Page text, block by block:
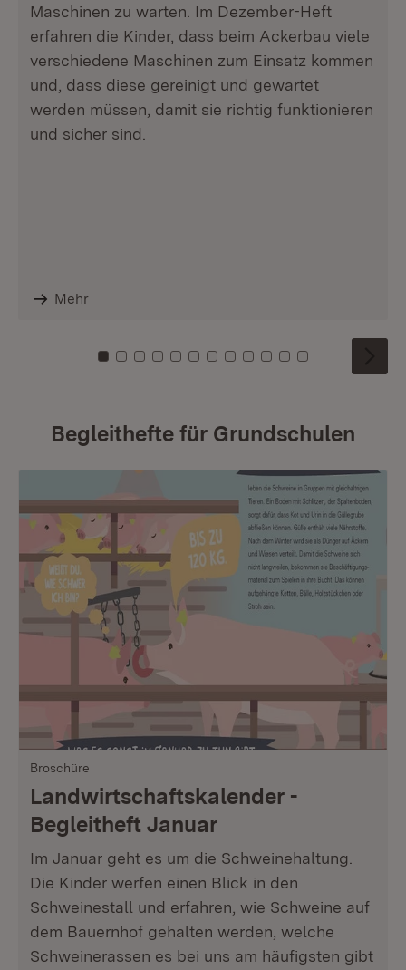
Maschinen zu warten. Im Dezember-Heft
erfahren die Kinder, dass beim Ackerbau viele
verschiedene Maschinen zum Einsatz kommen
und, dass diese gereinigt und gewartet
werden müssen, damit sie richtig funktionieren
und sicher sind.
Mehr
Zu Kachel: 0
Zu Kachel: 1
Zu Kachel: 2
Zu Kachel: 3
Zu Kachel: 4
Zu Kachel: 5
Zu Kachel: 6
Zu Kachel: 7
Zu Kachel: 8
Zu Kachel: 9
Zu Kachel: 10
Zu Kachel: 11
Begleithefte für Grundschulen
Broschüre
Landwirtschaftskalender -
Begleitheft Januar
Im Januar geht es um die Schweinehaltung.
Die Kinder werfen einen Blick in den
Schweinestall und erfahren, wie Schweine auf
dem Bauernhof gehalten werden, welche
Schweinerassen es bei uns am häufigsten gibt